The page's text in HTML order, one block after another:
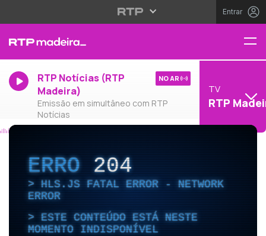
Entrar
RTP Notícias (RTP
Madeira)
Emissão em simultâneo com RTP
Notícias
NO AR
TV
RTP
ERRO204
HLS.JS FATAL ERROR - NETWORK
ERROR
ESTE CONTEÚDO ESTÁ NESTE
MOMENTO INDISPONÍVEL